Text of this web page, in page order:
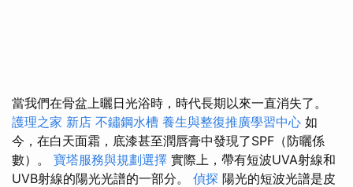
當我們在骨盆上曬日光浴時，時代長期以來一直消失了。
護理之家 新店 不鏽鋼水槽 養生與整復推廣學習中心 如
今，在白天面霜，底漆甚至潤唇膏中發現了SPF（防曬係
數）。 寶塔服務與規劃選擇 實際上，帶有短波UVA射線和
UVB射線的陽光光譜的一部分。 偵探 陽光的短波光譜是皮